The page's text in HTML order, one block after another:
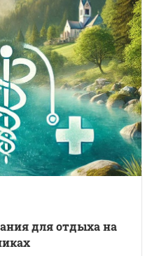
для отдыха на